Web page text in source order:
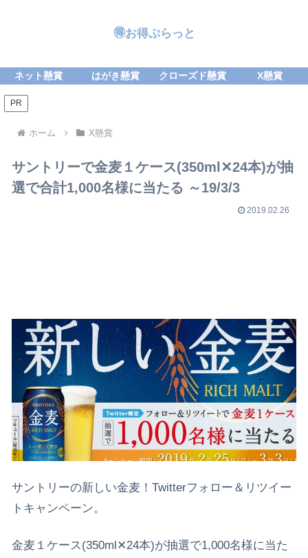
🉐お得ぷらっと
ネット懸賞 はがき懸賞 クローズド懸賞 X懸賞
PR
ホーム X懸賞
サントリーで金麦１ケース(350ml✕24本)が抽
選で合計1,000名様に当たる ～19/3/3
2019.02.26
サントリーの新しい金麦！Twitterフォロー＆リツイー
トキャンペーン。
金麦１ケース(350ml✕24本)が抽選で1,000名様に当た